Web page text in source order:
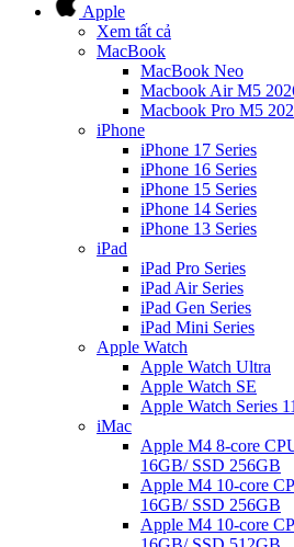
Apple
Xem tất cả
MacBook
MacBook Neo
Macbook Air M5
Macbook Pro M5
iPhone
iPhone 17 Series
iPhone 16 Series
iPhone 15 Series
iPhone 14 Series
iPhone 13 Series
iPad
iPad Pro Series
iPad Air Series
iPad Gen Series
iPad Mini Series
Apple Watch
Apple Watch Ultra
Apple Watch SE
Apple Watch Series 11
iMac
Apple M4 8-core
16GB/ SSD 256GB
Apple M4 10-core
16GB/ SSD 256GB
Apple M4 10-core